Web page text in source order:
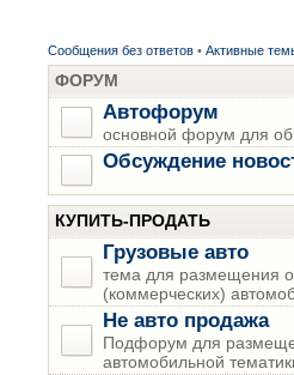
Сообщения без ответов • Активные
ФОРУМ
Автофорум
основной форум для
Обсуждение
КУПИТЬ-ПРОДАТЬ
Грузовые авто
тема для размещения
(коммерческих)
Не авто продажа
Подфорум для
автомобильной